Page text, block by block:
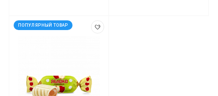
ПОПУЛЯРНЫЙ ТОВАР